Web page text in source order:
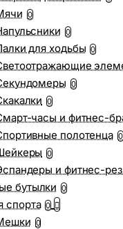
0
0
для ходьбы 0
0
0
часы и фитнес-
полотенца 0
0
и фитнес-
бутылки 0
спорта 0
0